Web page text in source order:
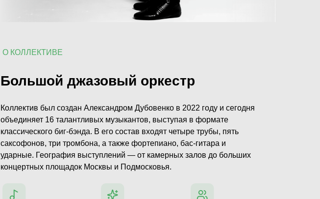
О КОЛЛЕКТИВЕ
Большой джазовый оркестр
Коллектив был создан Александром Дубовенко в 2022 году и сегодня
объединяет 16 талантливых музыкантов, выступая в формате
классического биг-бэнда. В его состав входят четыре трубы, пять
саксофонов, три тромбона, а также фортепиано, бас-гитара и
ударные. География выступлений — от камерных залов до больших
концертных площадок Москвы и Подмосковья.